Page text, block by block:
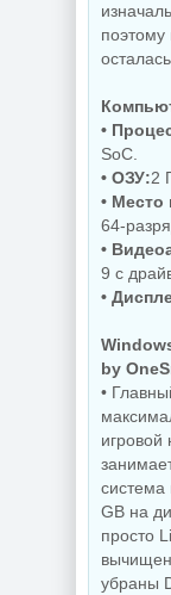
ON1
Resize
поэтому
•
SoC.
• ОЗУ:2
• Место
64-
•
9 с
•
by
•
игровой
система
GB на
просто
убраны